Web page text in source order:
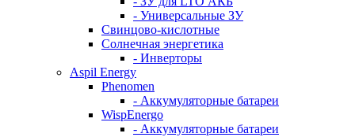
- Универсальные ЗУ
Свинцово-кислотные
Солнечная энергетика
- Инверторы
Aspil Energy
Phenomen
- Аккумуляторные батареи
WispEnergo
- Аккумуляторные батареи